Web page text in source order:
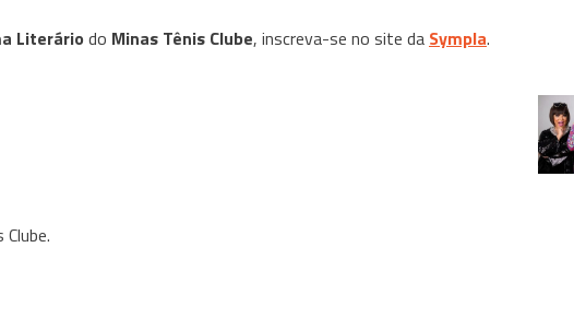
Literário do Minas Tênis Clube, inscreva-se no site da Sympla.